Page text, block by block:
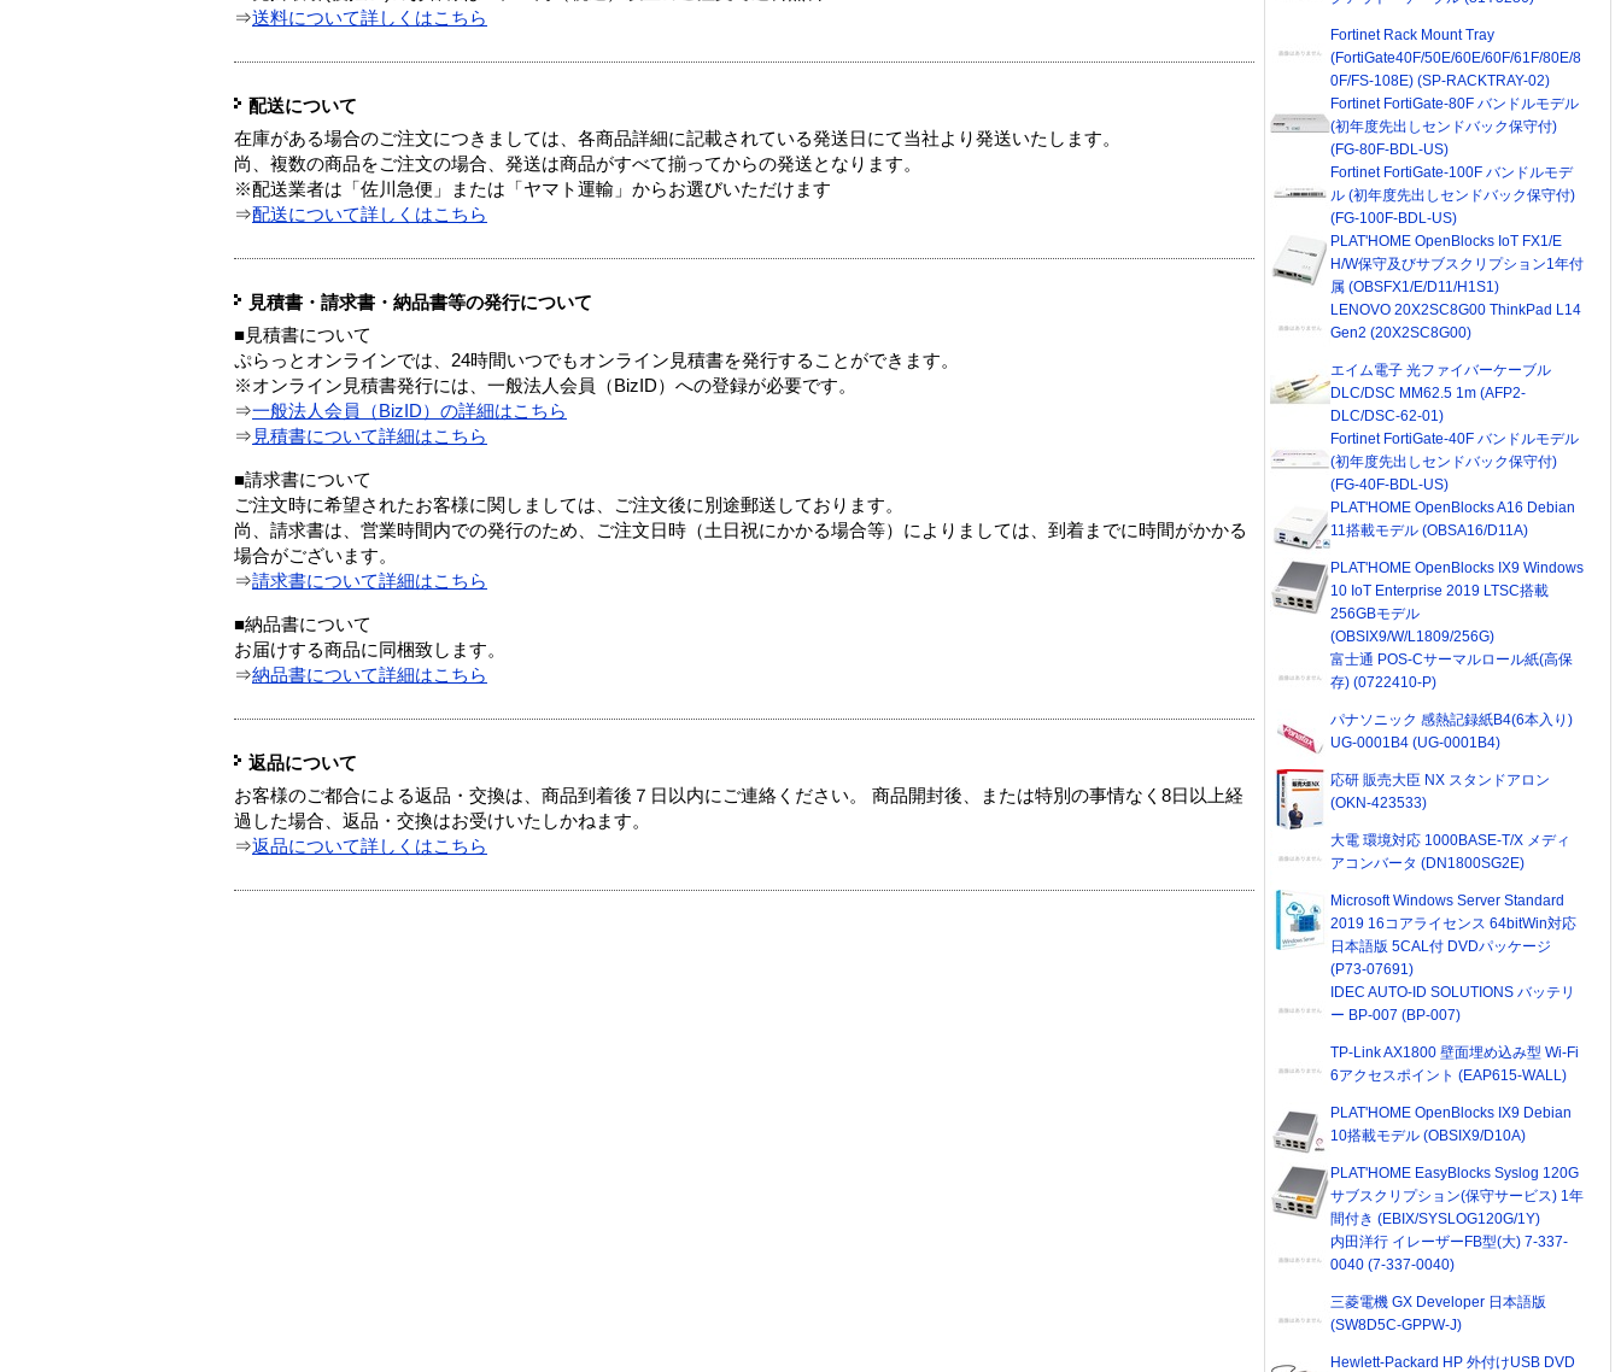
⇒送料について詳しくはこちら
配送について
在庫がある場合のご注文につきましては、各商品詳細に記載されている発送日にて当社より発送いたします。
尚、複数の商品をご注文の場合、発送は商品がすべて揃ってからの発送となります。
※配送業者は「佐川急便」または「ヤマト運輸」からお選びいただけます
⇒配送について詳しくはこちら
見積書・請求書・納品書等の発行について
■見積書について
ぷらっとオンラインでは、24時間いつでもオンライン見積書を発行することができます。
※オンライン見積書発行には、一般法人会員（BizID）への登録が必要です。
⇒一般法人会員（BizID）の詳細はこちら
⇒ 見積書について詳細はこちら
■請求書について
ご注文時に希望されたお客様に関しましては、ご注文後に別途郵送しております。
尚、請求書は、営業時間内での発行のため、ご注文日時（土日祝にかかる場合等）によりましては、到着までに時間がかかる
場合がございます。
⇒請求書について詳細はこちら
■納品書について
お届けする商品に同梱致します。
⇒納品書について詳細はこちら
返品について
お客様のご都合による返品・交換は、商品到着後７日以内にご連絡ください。 商品開封後、または特別の事情なく8日以上経
過した場合、返品・交換はお受けいたしかねます。
⇒返品について詳しくはこちら
Fortinet Rack Mount Tray
(FortiGate40F/50E/60E/60F/61F/80E/8
0F/FS-108E) (SP-RACKTRAY-02)
Fortinet FortiGate-80F バンドルモデル
(初年度先出しセンドバック保守付)
(FG-80F-BDL-US)
Fortinet FortiGate-100F バンドルモデ
ル (初年度先出しセンドバック保守付)
(FG-100F-BDL-US)
PLAT'HOME OpenBlocks IoT FX1/E
H/W保守及びサブスクリプション1年付
属 (OBSFX1/E/D11/H1S1)
LENOVO 20X2SC8G00 ThinkPad L14
Gen2 (20X2SC8G00)
エイム電子 光ファイバーケーブル
DLC/DSC MM62.5 1m (AFP2-
DLC/DSC-62-01)
Fortinet FortiGate-40F バンドルモデル
(初年度先出しセンドバック保守付)
(FG-40F-BDL-US)
PLAT'HOME OpenBlocks A16 Debian
11搭載モデル (OBSA16/D11A)
PLAT'HOME OpenBlocks IX9 Windows
10 IoT Enterprise 2019 LTSC搭載
256GBモデル
(OBSIX9/W/L1809/256G)
富士通 POS-Cサーマルロール紙(高保
存) (0722410-P)
パナソニック 感熱記録紙B4(6本入り)
UG-0001B4 (UG-0001B4)
応研 販売大臣 NX スタンドアロン
(OKN-423533)
大電 環境対応 1000BASE-T/X メディ
アコンバータ (DN1800SG2E)
Microsoft Windows Server Standard
2019 16コアライセンス 64bitWin対応
日本語版 5CAL付 DVDパッケージ
(P73-07691)
IDEC AUTO-ID SOLUTIONS バッテリ
ー BP-007 (BP-007)
TP-Link AX1800 壁面埋め込み型 Wi-Fi
6アクセスポイント (EAP615-WALL)
PLAT'HOME OpenBlocks IX9 Debian
10搭載モデル (OBSIX9/D10A)
PLAT'HOME EasyBlocks Syslog 120G
サブスクリプション(保守サービス) 1年
間付き (EBIX/SYSLOG120G/1Y)
内田洋行 イレーザーFB型(大) 7-337-
0040 (7-337-0040)
三菱電機 GX Developer 日本語版
(SW8D5C-GPPW-J)
Hewlett-Packard HP 外付けUSB DVD